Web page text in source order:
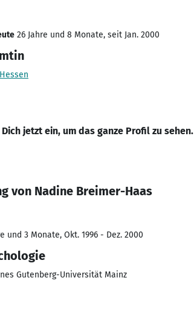
26 Jahre und 8 Monate, seit Jan. 2000
Dich jetzt ein, um das ganze Profil zu sehen.
von Nadine Breimer-Haas
und 3 Monate, Okt. 1996 - Dez. 2000
Gutenberg-Universität Mainz